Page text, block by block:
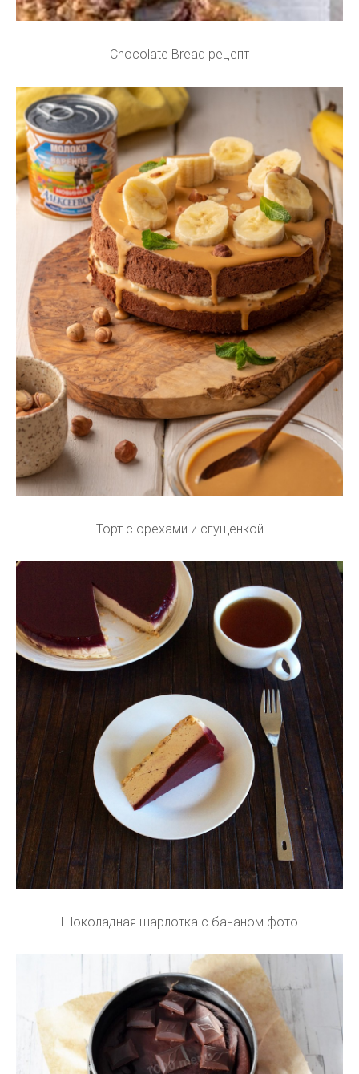
Chocolate Bread рецепт
Торт с орехами и сгущенкой
Шоколадная шарлотка с бананом фото